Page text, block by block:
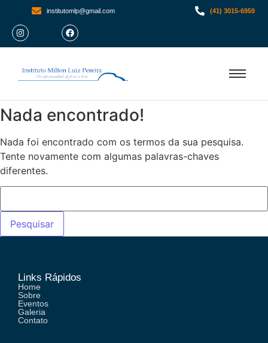
institutomlp@gmail.com (41) 3015-6959
Nada encontrado!
Nada foi encontrado com os termos da sua pesquisa.
Tente novamente com algumas palavras-chaves
diferentes.
Links Rápidos
Home
Sobre
Eventos
Galeria
Contato